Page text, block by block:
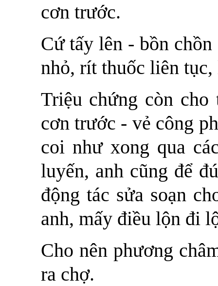
cơn trước.
Cứ tấy lên - bồn
nhỏ, rít thuốc liên
Triệu chứng còn cho
cơn trước - vẻ công
coi như xong qua
luyến, anh cũng để
động tác sửa soạn
anh, mấy điều lộn đi
Cho nên phương
ra chợ.